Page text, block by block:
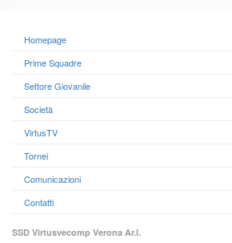
Homepage
Prime Squadre
Settore Giovanile
Società
VirtusTV
Tornei
Comunicazioni
Contatti
SSD Virtusvecomp Verona Ar.l.